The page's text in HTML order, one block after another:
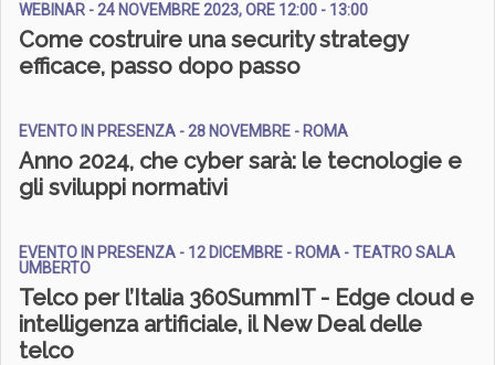
WEBINAR - 24 NOVEMBRE 2023, ORE 12:00 - 13:00
Come costruire una security strategy
efficace, passo dopo passo
EVENTO IN PRESENZA - 28 NOVEMBRE - ROMA
Anno 2024, che cyber sarà: le tecnologie e
gli sviluppi normativi
EVENTO IN PRESENZA - 12 DICEMBRE - ROMA - TEATRO SALA
UMBERTO
Telco per l’Italia 360SummIT - Edge cloud e
intelligenza artificiale, il New Deal delle
telco